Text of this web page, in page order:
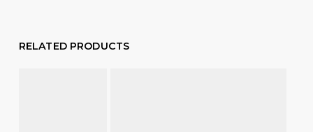
RELATED PRODUCTS